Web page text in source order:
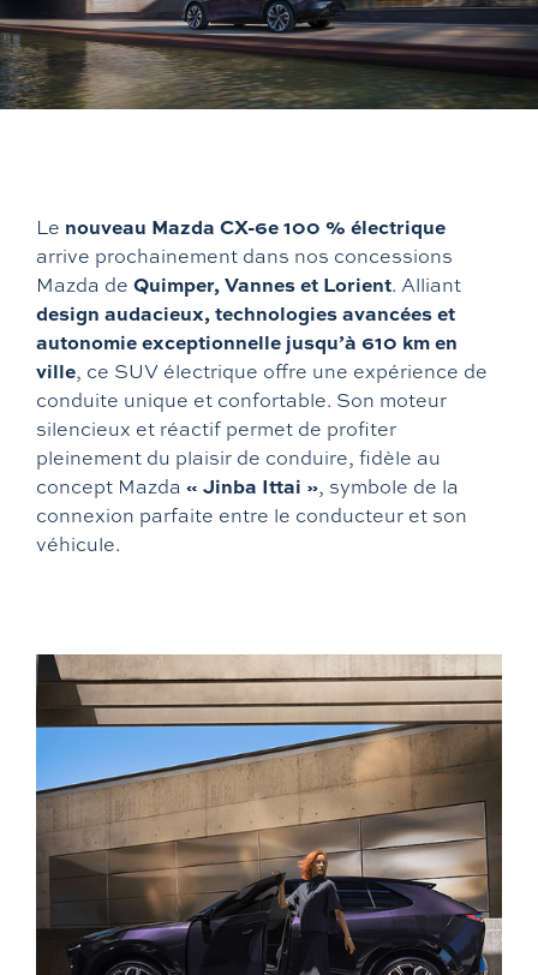
Hyundai
Mazda
Mitsubishi
Suzuki
Piaggio
Aprilia
Moto Guzzi
CF Moto
KTM
Zontes
Rayvolt
Exxite
Vans aménagés
Hanroad
Le nouveau Mazda CX-6e 100 % électrique
arrive prochainement dans nos concessions
Mazda de Quimper, Vannes et Lorient. Alliant
design audacieux, technologies avancées et
autonomie exceptionnelle jusqu’à 610 km en
ville, ce SUV électrique offre une expérience de
conduite unique et confortable. Son moteur
silencieux et réactif permet de profiter
pleinement du plaisir de conduire, fidèle au
concept Mazda « Jinba Ittai », symbole de la
connexion parfaite entre le conducteur et son
véhicule.